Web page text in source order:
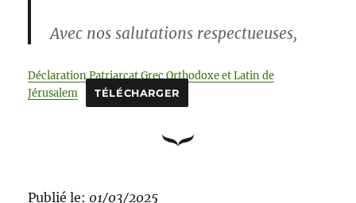
Avec nos salutations respectueuses,
Déclaration Patriarcat Grec Orthodoxe et Latin de
Jérusalem
TÉLÉCHARGER
Publié le:01/03/2025